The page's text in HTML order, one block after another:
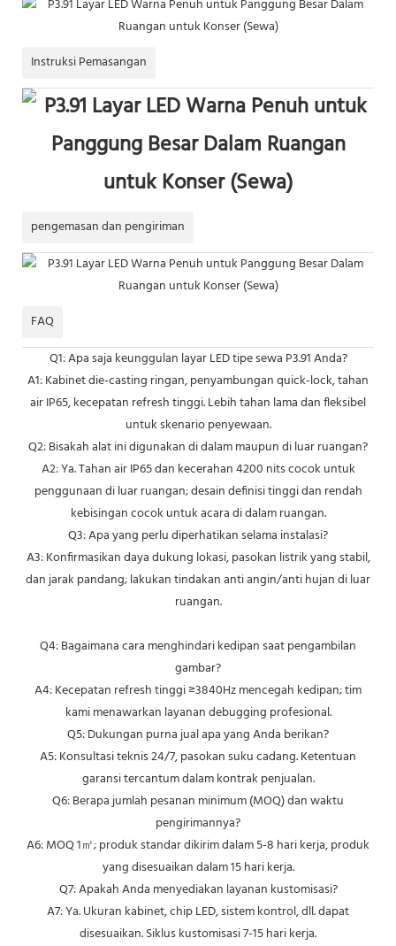
Instruksi Pemasangan
pengemasan dan pengiriman
FAQ
Q1: Apa saja keunggulan layar LED tipe sewa P3.91 Anda?
A1: Kabinet die-casting ringan, penyambungan quick-lock, tahan
air IP65, kecepatan refresh tinggi. Lebih tahan lama dan fleksibel
untuk skenario penyewaan.
Q2: Bisakah alat ini digunakan di dalam maupun di luar ruangan?
A2: Ya. Tahan air IP65 dan kecerahan 4200 nits cocok untuk
penggunaan di luar ruangan; desain definisi tinggi dan rendah
kebisingan cocok untuk acara di dalam ruangan.
Q3: Apa yang perlu diperhatikan selama instalasi?
A3: Konfirmasikan daya dukung lokasi, pasokan listrik yang stabil,
dan jarak pandang; lakukan tindakan anti angin/anti hujan di luar
ruangan.
Q4: Bagaimana cara menghindari kedipan saat pengambilan
gambar?
A4: Kecepatan refresh tinggi ≥3840Hz mencegah kedipan; tim
kami menawarkan layanan debugging profesional.
Q5: Dukungan purna jual apa yang Anda berikan?
A5: Konsultasi teknis 24/7, pasokan suku cadang. Ketentuan
garansi tercantum dalam kontrak penjualan.
Q6: Berapa jumlah pesanan minimum (MOQ) dan waktu
pengirimannya?
A6: MOQ 1㎡; produk standar dikirim dalam 5-8 hari kerja, produk
yang disesuaikan dalam 15 hari kerja.
Q7: Apakah Anda menyediakan layanan kustomisasi?
A7: Ya. Ukuran kabinet, chip LED, sistem kontrol, dll. dapat
disesuaikan. Siklus kustomisasi 7-15 hari kerja.